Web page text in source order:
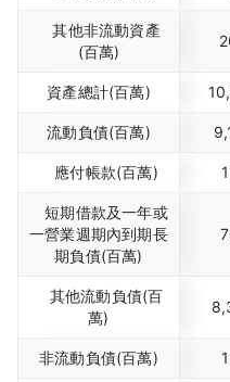
其他非流動資產
(百萬)
資產總計(百萬)
流動負債(百萬)
應付帳款(百萬)
短期借款及一年或
一營業週期內到期長
期負債(百萬)
其他流動負債(百
萬)
非流動負債(百萬)